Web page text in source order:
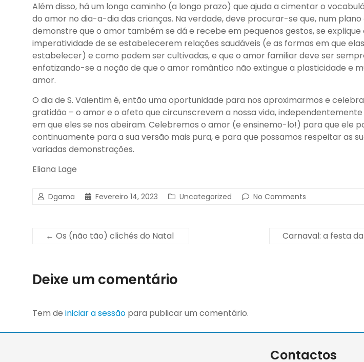
Além disso, há um longo caminho (a longo prazo) que ajuda a cimentar o
do amor no dia-a-dia das crianças. Na verdade, deve procurar-se que, num plano
demonstre que o amor também se dá e recebe em pequenos gestos, se explique
imperatividade de se estabelecerem relações saudáveis (e as formas em que
estabelecer) e como podem ser cultivadas, e que o amor familiar deve ser
enfatizando-se a noção de que o amor romântico não extingue a plasticidade e
amor.
O dia de S. Valentim é, então uma oportunidade para nos aproximarmos e
gratidão – o amor e o afeto que circunscrevem a nossa vida,
em que eles se nos abeiram. Celebremos o amor (e ensinemo-lo!) para que ele
continuamente para a sua versão mais pura, e para que possamos respeitar as
variadas demonstrações.
Eliana Lage
Dgama Fevereiro 14, 2023 Uncategorized No Comments
← Os (não tão) clichés do Natal Carnaval: a festa
Deixe um comentário
Tem de iniciar a sessão para publicar um comentário.
Contactos